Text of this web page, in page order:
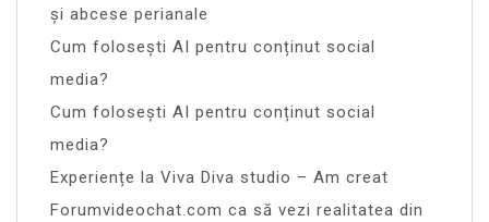
și abcese perianale
Cum folosești AI pentru conținut social
media?
Cum folosești AI pentru conținut social
media?
Experiențe la Viva Diva studio – Am creat
Forumvideochat.com ca să vezi realitatea din